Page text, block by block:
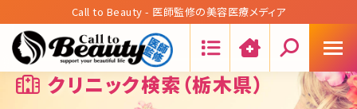
Call to Beauty - 医師監修の美容医療メディア
クリニック検索（栃木県）